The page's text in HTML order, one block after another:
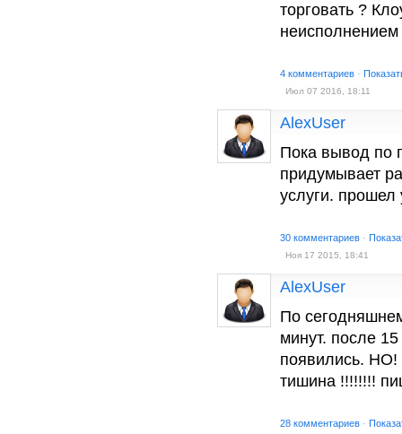
торговать ?
4 комментариев ·
Июл 07 2016, 18:11
AlexUser
Пока вывод по
придумывает
услуги.
30 комментариев ·
Ноя 17 2015, 18:41
AlexUser
По
минут. после
появились. НО!
тишина !!!!!!!!
28 комментариев ·